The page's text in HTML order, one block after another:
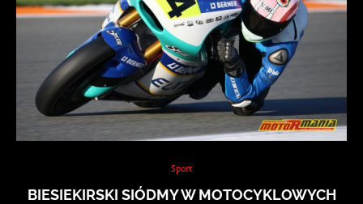
Sport
BIESIEKIRSKI SIÓDMY W MOTOCYKLOWYCH